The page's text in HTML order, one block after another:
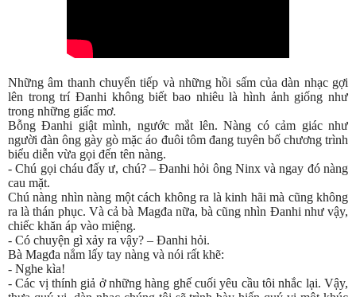
Những âm thanh chuyển tiếp và những hồi sấm của dàn nhạc gợi
lên trong trí Đanhi không biết bao nhiêu là hình ảnh giống như
trong những giấc mơ.
Bỗng Đanhi giật mình, ngước mắt lên. Nàng có cảm giác như
người đàn ông gày gò mặc áo đuôi tôm đang tuyên bố chương trình
biểu diễn vừa gọi đến tên nàng.
- Chú gọi cháu đấy ư, chú? – Đanhi hỏi ông Ninx và ngay đó nàng
cau mặt.
Chú nàng nhìn nàng một cách không ra là kinh hãi mà cũng không
ra là thán phục. Và cả bà Magđa nữa, bà cũng nhìn Đanhi như vậy,
chiếc khăn áp vào miệng.
- Có chuyện gì xảy ra vậy? – Đanhi hỏi.
Bà Magđa nắm lấy tay nàng và nói rất khẽ:
- Nghe kìa!
- Các vị thính giả ở những hàng ghế cuối yêu cầu tôi nhắc lại. Vậy,